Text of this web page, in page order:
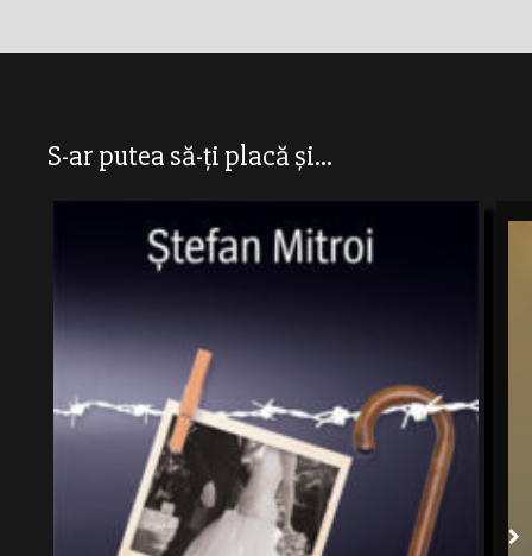
S-ar putea să-ți placă și...